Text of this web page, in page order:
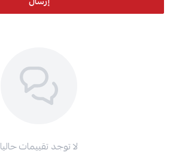
لا توجد تقييمات حاليا